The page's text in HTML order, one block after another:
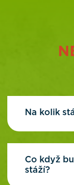
Na kolik
Co když
stáží?